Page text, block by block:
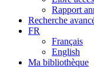
Rapport
Recherche
FR
Français
English
Ma bibliothèque